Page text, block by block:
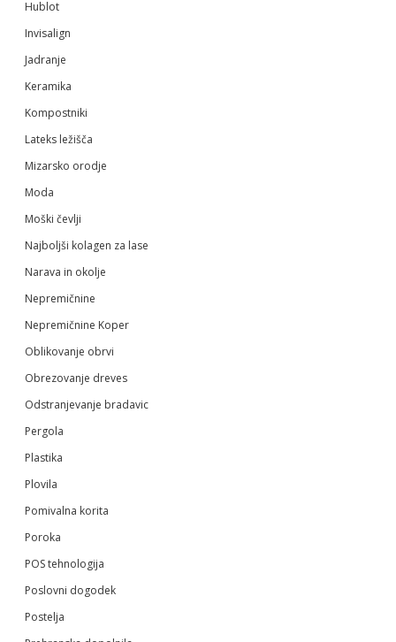
Hublot
Invisalign
Jadranje
Keramika
Kompostniki
Lateks ležišča
Mizarsko orodje
Moda
Moški čevlji
Najboljši kolagen za lase
Narava in okolje
Nepremičnine
Nepremičnine Koper
Oblikovanje obrvi
Obrezovanje dreves
Odstranjevanje bradavic
Pergola
Plastika
Plovila
Pomivalna korita
Poroka
POS tehnologija
Poslovni dogodek
Postelja